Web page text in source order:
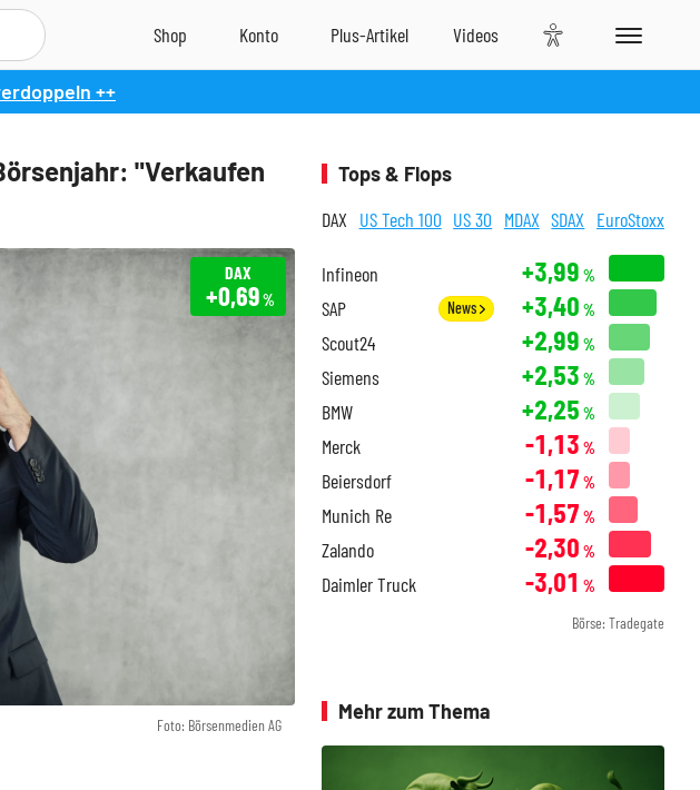
++
"Verkaufen
Foto: Börsenmedien AG
DAX
+0,69%
Tops & Flops
DAX US Tech 100 US 30 MDAX SDAX EuroStoxx
Infineon +3,99 %
SAP News +3,40 %
Scout24 +2,99 %
Siemens +2,53 %
BMW +2,25 %
Merck -1,13 %
Beiersdorf -1,17 %
Munich Re -1,57 %
Zalando -2,30 %
Daimler Truck -3,01 %
Börse: Tradegate
Mehr zum Thema